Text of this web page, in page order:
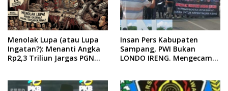
Menolak Lupa (atau Lupa
Ingatan?): Menanti Angka
Rp2,3 Triliun Jargas PGN
Insan Pers Kabupaten
Sampang, PWI Bukan
LONDO IRENG. Mengecam
Republik Indonesia